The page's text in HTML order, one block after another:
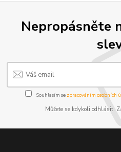
Nepropásněte
Souhlasím se zpracováním osobních
Můžete se kdykoli odhlásit.